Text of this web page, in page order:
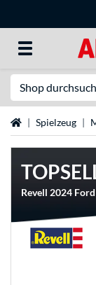
StartseiteSpielzeug
Revell 2024